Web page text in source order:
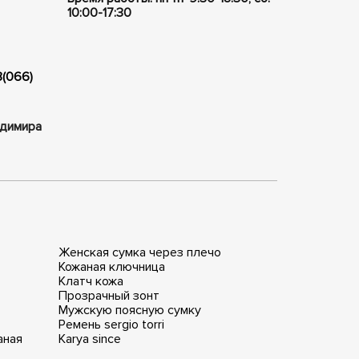
10:00-17:30
Женская сумка через плечо
Кожаная ключница
Клатч кожа
Прозрачный зонт
Мужскую поясную сумку
Ремень sergio torri
Karya since